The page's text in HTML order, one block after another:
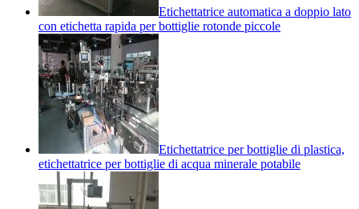
Etichettatrice automatica a doppio lato
con etichetta rapida per bottiglie rotonde piccole
Etichettatrice per bottiglie di plastica,
etichettatrice per bottiglie di acqua minerale potabile